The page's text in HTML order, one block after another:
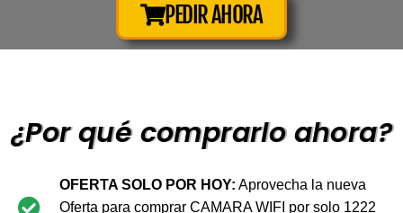
PEDIR AHORA
¿Por qué comprarlo ahora?
OFERTA SOLO POR HOY: Aprovecha la nueva
Oferta para comprar CAMARA WIFI por solo 1222